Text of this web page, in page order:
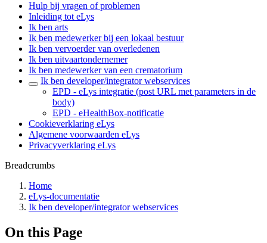
Hulp bij vragen of problemen
Inleiding tot eLys
Ik ben arts
Ik ben medewerker bij een lokaal bestuur
Ik ben vervoerder van overledenen
Ik ben uitvaartondernemer
Ik ben medewerker van een crematorium
Ik ben developer/integrator webservices
EPD - eLys integratie (post URL met parameters in de
body)
EPD - eHealthBox-notificatie
Cookieverklaring eLys
Algemene voorwaarden eLys
Privacyverklaring eLys
Breadcrumbs
Home
eLys-documentatie
Ik ben developer/integrator webservices
On this Page